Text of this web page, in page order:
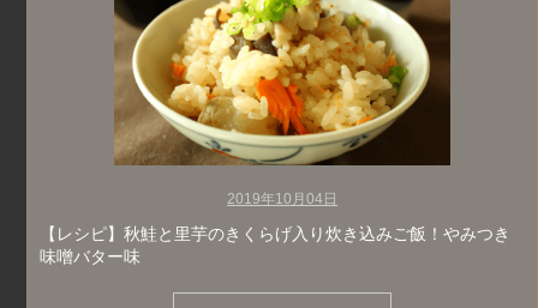
2019年10月04日
【レシピ】秋鮭と里芋のきくらげ入り炊き込みご飯！やみつき
味噌バター味